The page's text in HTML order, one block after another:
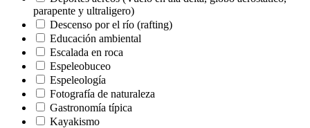
parapente y ultraligero)
Descenso por el río (rafting)
Educación ambiental
Escalada en roca
Espeleobuceo
Espeleología
Fotografía de naturaleza
Gastronomía típica
Kayakismo